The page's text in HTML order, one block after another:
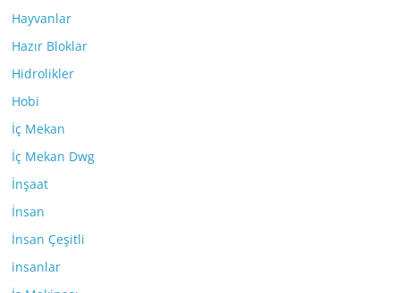
Hayvanlar
Hazır Bloklar
Hidrolikler
Hobi
İç Mekan
İç Mekan Dwg
İnşaat
İnsan
İnsan Çeşitli
insanlar